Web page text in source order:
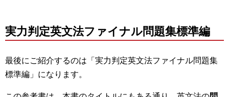
実力判定英文法ファイナル問題集標準編
最後にご紹介するのは「実力判定英文法ファイナル問題集
標準編」になります。